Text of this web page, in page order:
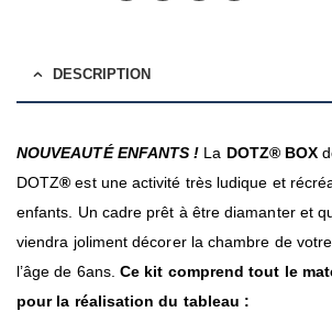
DESCRIPTION
NOUVEAUTÉ ENFANTS ! La DOTZ® BOX
DOTZ®est une activité très ludique et
enfants. Un cadre prêt à être diamanter et
viendra joliment décorer la chambre de
l’âge de 6ans.Ce kit comprend tout le
pour la réalisation du tableau :